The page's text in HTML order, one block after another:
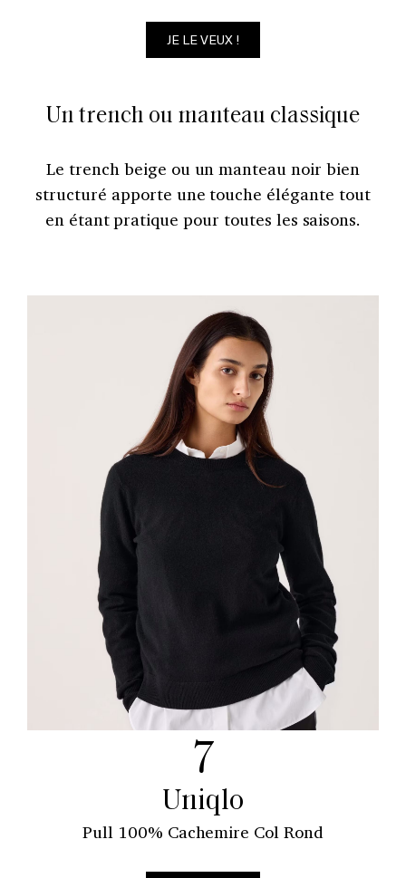
JE LE VEUX !
Un trench ou manteau classique
Le trench beige ou un manteau noir bien
structuré apporte une touche élégante tout
en étant pratique pour toutes les saisons.
7
Uniqlo
Pull 100% Cachemire Col Rond